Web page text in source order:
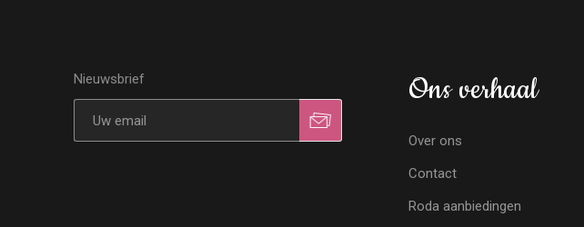
Nieuwsbrief Ons verhaal
Over ons
Contact
Roda aanbiedingen